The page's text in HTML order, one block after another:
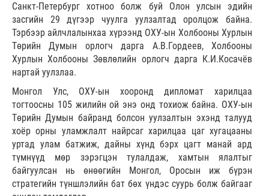
Санкт-Петербург хотноо болж буй Олон улсын эдийн
засгийн 29 дүгээр чуулга уулзалтад оролцож байна.
Тэрбээр айлчлалынхаа хүрээнд ОХУ-ын Холбооны Хурлын
Төрийн Думын орлогч дарга А.В.Гордеев, Холбооны
Хурлын Холбооны Зөвлөлийн орлогч дарга К.И.Косачёв
нартай уулзлаа.
Монгол Улс, ОХУ-ын хооронд дипломат харилцаа
тогтоосны 105 жилийн ой энэ онд тохиож байна. ОХУ-ын
Төрийн Думын байранд болсон уулзалтын эхэнд талууд
хоёр орны уламжлалт найрсаг харилцаа цаг хугацааны
уртад улам батжиж, дайны хүнд бэрх цагт манай ард
түмнүүд мөр зэрэгцэн тулалдаж, хамтын ялалтыг
байгуулсан нь өнөөгийн Монгол, Оросын иж бүрэн
стратегийн түншлэлийн бат бөх үндэс суурь болж байгааг